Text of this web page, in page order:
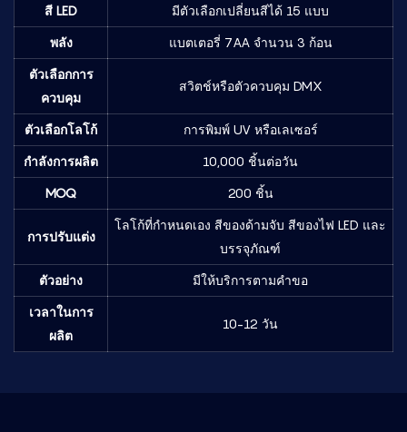
สี LED มีตัวเลือกเปลี่ยนสีได้ 15 แบบ
พลัง แบตเตอรี่ 7AA จำนวน 3 ก้อน
ตัวเลือกการ
ควบคุม
สวิตช์หรือตัวควบคุม DMX
ตัวเลือกโลโก้ การพิมพ์ UV หรือเลเซอร์
กำลังการผลิต 10,000 ชิ้นต่อวัน
MOQ 200 ชิ้น
การปรับแต่ง
โลโก้ที่กำหนดเอง สีของด้ามจับ สีของไฟ LED และ
บรรจุภัณฑ์
ตัวอย่าง มีให้บริการตามคำขอ
เวลาในการ
ผลิต
10-12 วัน